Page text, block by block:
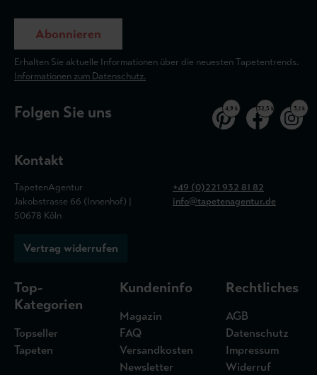
Abonnieren
Erhalten Sie aktuelle Informationen über die neuesten Tapetentrends.
Informationen zum Datenschutz.
Folgen Sie uns 4,9 k 32,5 k 3,1 k
Kontakt
TapetenAgentur
Jakobstrasse 66 (Innenhof) |
50678 Köln
+49 (0)221 932 81 82
info@tapetenagentur.de
Vertrag widerrufen
Top-
Kategorien
Topseller
Tapeten
Kundeninfo
Magazin
FAQ
Versandkosten
Newsletter
Rechtliches
AGB
Datenschutz
Impressum
Widerruf